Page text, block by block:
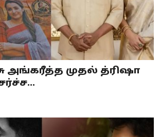
அங்கரீத்த முதல் த்ரிஷா